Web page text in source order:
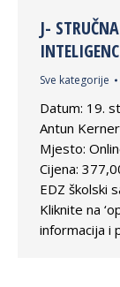
J-
Sve kategorije
Datum: 19.
Antun
Mjesto:
Cijena:
EDZ školski
Kliknite na
informacija i